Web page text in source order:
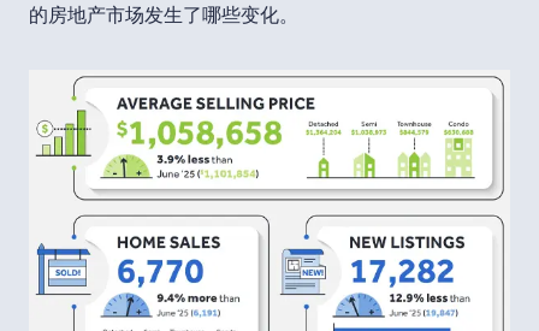
的房地产市场发生了哪些变化。